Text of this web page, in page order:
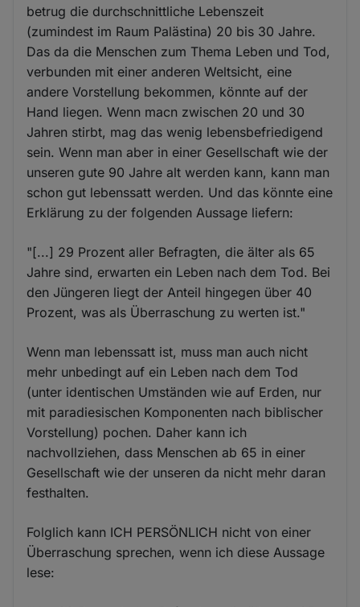
betrug die durchschnittliche Lebenszeit
(zumindest im Raum Palästina) 20 bis 30 Jahre.
Das da die Menschen zum Thema Leben und Tod,
verbunden mit einer anderen Weltsicht, eine
andere Vorstellung bekommen, könnte auf der
Hand liegen. Wenn macn zwischen 20 und 30
Jahren stirbt, mag das wenig lebensbefriedigend
sein. Wenn man aber in einer Gesellschaft wie der
unseren gute 90 Jahre alt werden kann, kann man
schon gut lebenssatt werden. Und das könnte eine
Erklärung zu der folgenden Aussage liefern:
"[...] 29 Prozent aller Befragten, die älter als 65
Jahre sind, erwarten ein Leben nach dem Tod. Bei
den Jüngeren liegt der Anteil hingegen über 40
Prozent, was als Überraschung zu werten ist."
Wenn man lebenssatt ist, muss man auch nicht
mehr unbedingt auf ein Leben nach dem Tod
(unter identischen Umständen wie auf Erden, nur
mit paradiesischen Komponenten nach biblischer
Vorstellung) pochen. Daher kann ich
nachvollziehen, dass Menschen ab 65 in einer
Gesellschaft wie der unseren da nicht mehr daran
festhalten.
Folglich kann ICH PERSÖNLICH nicht von einer
Überraschung sprechen, wenn ich diese Aussage
lese: